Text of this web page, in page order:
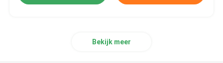
Bekijk meer